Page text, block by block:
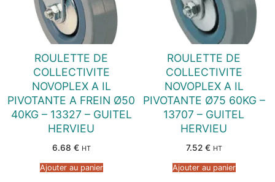
ROULETTE DE
COLLECTIVITE
NOVOPLEX A IL
PIVOTANTE A FREIN Ø50
40KG – 13327 – GUITEL
HERVIEU
6.68 € HT
Ajouter au panier
ROULETTE DE
COLLECTIVITE
NOVOPLEX A IL
PIVOTANTE Ø75 60KG –
13707 – GUITEL
HERVIEU
7.52 € HT
Ajouter au panier